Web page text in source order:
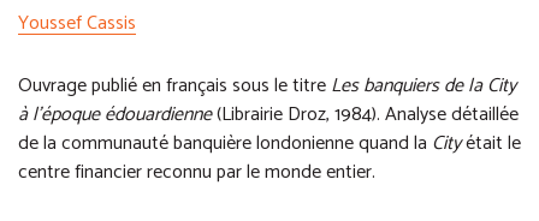
Youssef Cassis
Ouvrage publié en français sous le titreLes banquiers de la City
à l’époque édouardienne(Librairie Droz, 1984). Analyse détaillée
de la communauté banquière londonienne quand la Cityétait le
centre financier reconnu par le monde entier.